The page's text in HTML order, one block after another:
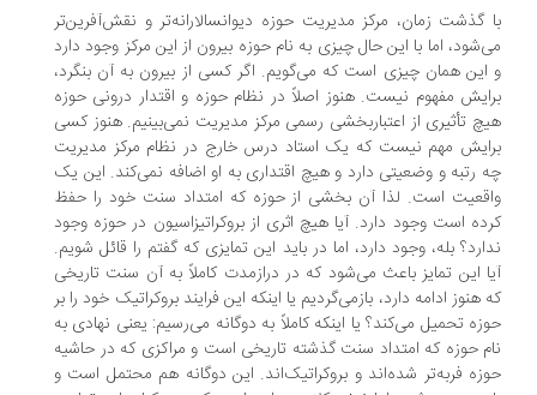
گذشت زمان، مرکز مدیریت حوزه دیوانسالارانه‌تر و نقش‌آفرین‌تر
اما با این حال چیزی به نام حوزه بیرون از این مرکز وجود دارد
همان چیزی است که می‌‌گویم. اگر کسی از بیرون به آن بنگرد،
مفهوم نیست. هنوز اصلاً در نظام حوزه و اقتدار درونی حوزه
تأثیری از اعتباربخشی رسمی مرکز مدیریت نمی‌بینیم. هنوز کسی
مهم نیست که یک استاد درس خارج در نظام مرکز مدیریت
رتبه و وضعیتی دارد و هیچ اقتداری به او اضافه نمی‌کند. این یک
است. لذا آن بخشی از حوزه که امتداد سنت خود را حفظ
است وجود دارد. آیا هیچ اثری از بروکراتیزاسیون در حوزه وجود
بله، وجود دارد، اما در باید این تمایزی که گفتم را قائل شویم.
این تمایز باعث می‌شود که در درازمدت کاملاً به آن سنت تاریخی
هنوز ادامه دارد، بازمی‌گردیم یا اینکه این فرایند بروکراتیک خود را بر
تحمیل می‌کند؟ یا اینکه کاملاً به دوگانه می‌رسیم: یعنی نهادی به
حوزه که امتداد سنت گذشته تاریخی است و مراکزی که در حاشیه
فربه‌تر شده‌اند و بروکراتیک‌اند. این دوگانه هم محتمل است و